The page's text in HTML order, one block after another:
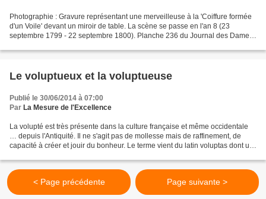
Photographie : Gravure représentant une merveilleuse à la 'Coiffure formée
d'un Voile' devant un miroir de table. La scène se passe en l'an 8 (23
septembre 1799 - 22 septembre 1800). Planche 236 du Journal des Dames
Le voluptueux et la voluptueuse
Publié le 30/06/2014 à 07:00
Par La Mesure de l'Excellence
La volupté est très présente dans la culture française et même occidentale
… depuis l'Antiquité. Il ne s'agit pas de mollesse mais de raffinement, de
capacité à créer et jouir du bonheur. Le terme vient du latin voluptas dont un
< Page précédente Page suivante >